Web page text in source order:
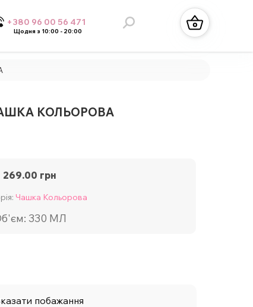
+380 96 00 56 471
Щодня з 10:00 - 20:00
КОЛЬОРОВА
269.00 грн
Чашка Кольорова
330 МЛ
побажання